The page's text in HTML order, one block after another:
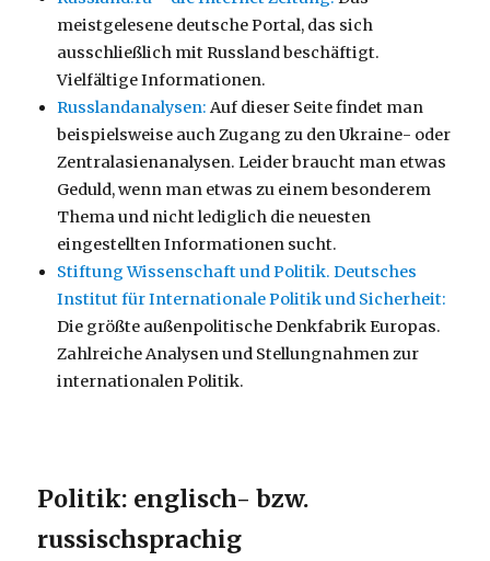
meistgelesene deutsche Portal, das sich
ausschließlich mit Russland beschäftigt.
Vielfältige Informationen.
Russlandanalysen: Auf dieser Seite findet man
beispielsweise auch Zugang zu den Ukraine- oder
Zentralasienanalysen. Leider braucht man etwas
Geduld, wenn man etwas zu einem besonderem
Thema und nicht lediglich die neuesten
eingestellten Informationen sucht.
Stiftung Wissenschaft und Politik. Deutsches
Institut für Internationale Politik und Sicherheit:
Die größte außenpolitische Denkfabrik Europas.
Zahlreiche Analysen und Stellungnahmen zur
internationalen Politik.
Politik: englisch- bzw.
russischsprachig